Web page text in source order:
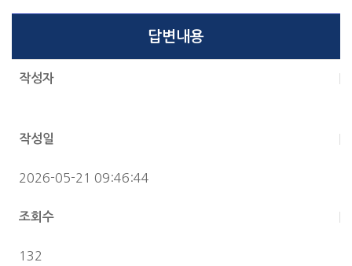
답변내용
작성자
작성일
2026-05-21 09:46:44
조회수
132